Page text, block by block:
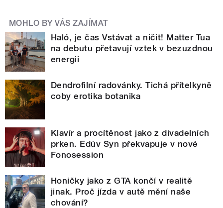
MOHLO BY VÁS ZAJÍMAT
Haló, je čas Vstávat a ničit! Matter Tua
na debutu přetavují vztek v bezuzdnou
energii
Dendrofilní radovánky. Tichá přítelkyně
coby erotika botanika
Klavír a procítěnost jako z divadelních
prken. Edúv Syn překvapuje v nové
Fonosession
Honičky jako z GTA končí v realitě
jinak. Proč jízda v autě mění naše
chování?